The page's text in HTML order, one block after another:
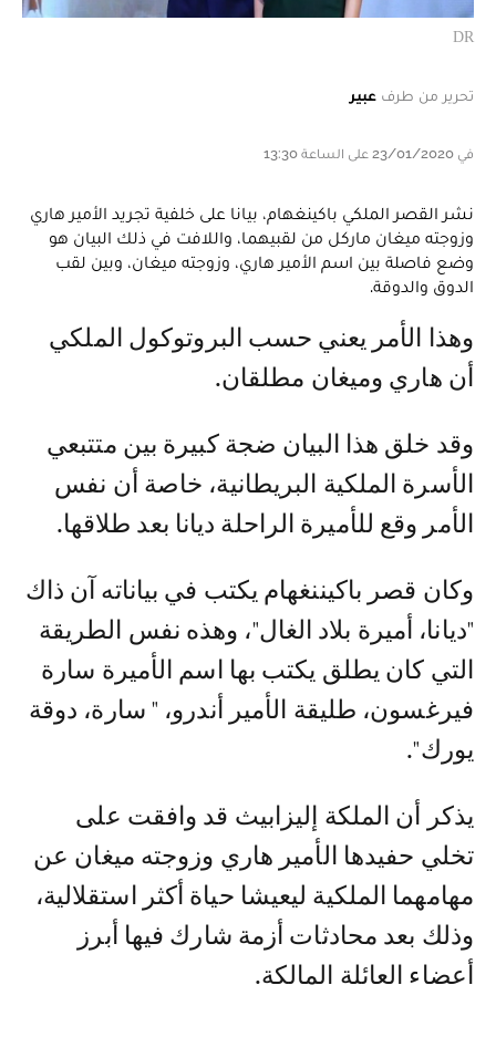
DR
تحرير من طرف عبير
في 23/01/2020 على الساعة 13:30
نشر القصر الملكي باكينغهام، بيانا على خلفية تجريد الأمير هاري
وزوجته ميغان ماركل من لقبيهما، واللافت في ذلك البيان هو
وضع فاصلة بين اسم الأمير هاري، وزوجته ميغان، وبين لقب
الدوق والدوقة.
وهذا الأمر يعني حسب البروتوكول الملكي
أن هاري وميغان مطلقان.
وقد خلق هذا البيان ضجة كبيرة بين متتبعي
الأسرة الملكية البريطانية، خاصة أن نفس
الأمر وقع للأميرة الراحلة ديانا بعد طلاقها.
وكان قصر باكيننغهام يكتب في بياناته آن ذاك
"ديانا، أميرة بلاد الغال"، وهذه نفس الطريقة
التي كان يطلق يكتب بها اسم الأميرة سارة
فيرغسون، طليقة الأمير أندرو، " سارة، دوقة
يورك".
يذكر أن الملكة إليزابيث قد وافقت على
تخلي حفيدها الأمير هاري وزوجته ميغان عن
مهامهما الملكية ليعيشا حياة أكثر استقلالية،
وذلك بعد محادثات أزمة شارك فيها أبرز
أعضاء العائلة المالكة.